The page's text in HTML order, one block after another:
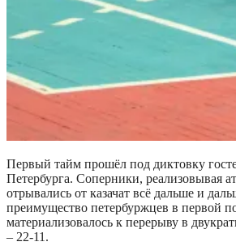
Первый тайм прошёл под диктовку
Петербурга. Соперники, реализовывая
отрывались от казачат всё дальше и
преимущество петербуржцев в первой
материализовалось к перерыву в
– 22-11.